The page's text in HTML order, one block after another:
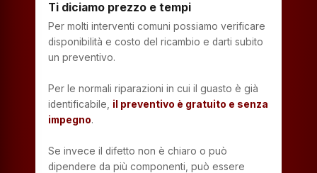
Ti diciamo prezzo e tempi
Per molti interventi comuni possiamo verificare
disponibilità e costo del ricambio e darti subito
un preventivo.
Per le normali riparazioni in cui il guasto è già
identificabile, il preventivo è gratuito e senza
impegno.
Se invece il difetto non è chiaro o può
dipendere da più componenti, può essere